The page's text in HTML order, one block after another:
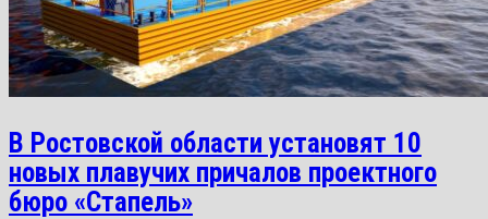
В Ростовской области установят 10
новых плавучих причалов проектного
бюро «Стапель»